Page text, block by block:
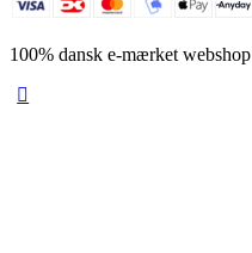
100% dansk e-mærket webshop